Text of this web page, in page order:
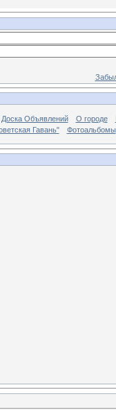
Доска Объявлений О городе
Гавань" Фотоальбомы